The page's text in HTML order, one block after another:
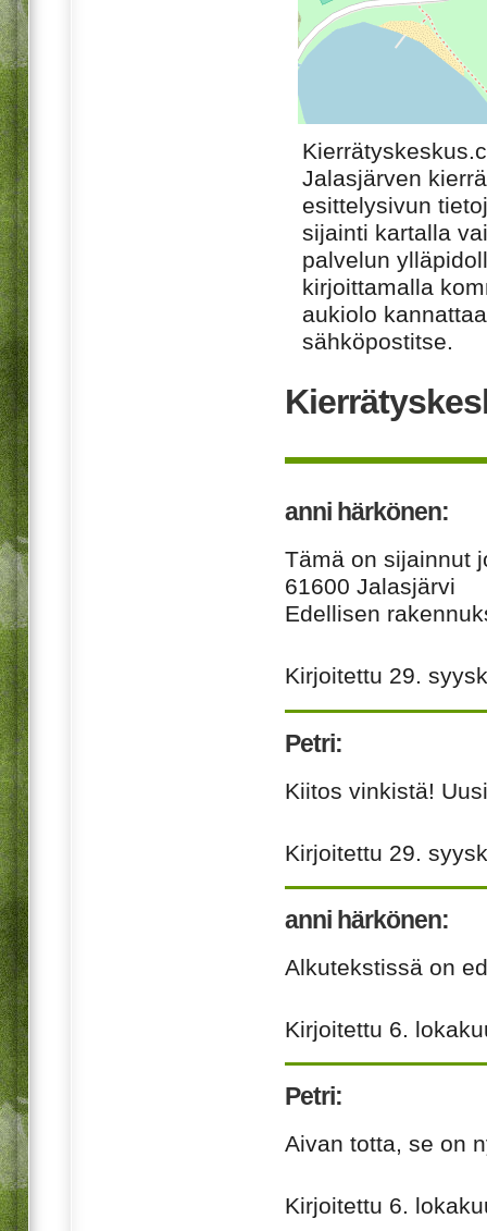
Jalasjärven
esittelysivun
sijainti kartalla
palvelun
kirjoittamalla
aukiolo
sähköpostitse.
anni härkönen:
Tämä on sijainnut
61600 Jalasjärvi
Edellisen
Kirjoitettu 29.
Petri:
Kiitos vinkistä!
Kirjoitettu 29.
anni härkönen:
Alkutekstissä on
Kirjoitettu 6.
Petri:
Aivan totta, se on
Kirjoitettu 6.